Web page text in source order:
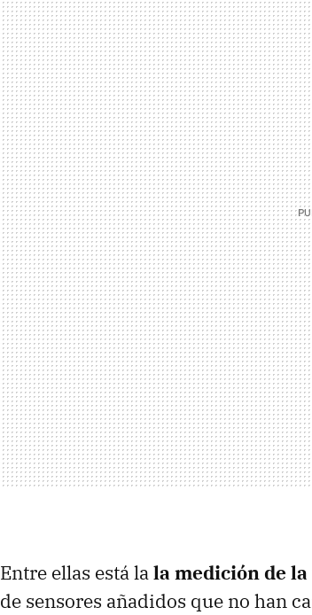
Entre ellas está lala medición de
de sensores añadidos que no han